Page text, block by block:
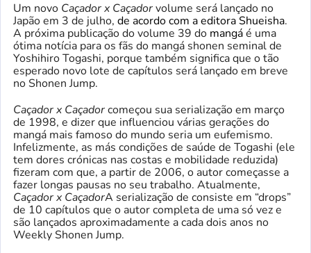
Um novo Caçador x Caçadorvolume será lançado no
Japão em 3 de julho, de acordo com a editora Shueisha.
A próxima publicação do volume 39 do mangáé uma
ótima notícia para os fãs do mangá shonen seminal de
Yoshihiro Togashi, porque também significa que o tão
esperado novo lote de capítulos será lançado em breve
no Shonen Jump.
Caçador x Caçadorcomeçou sua serialização em março
de 1998, e dizer que influenciou várias gerações do
mangá mais famoso do mundo seria um eufemismo.
Infelizmente, as más condições de saúde de Togashi (ele
tem dores crónicas nas costas e mobilidade reduzida)
fizeram com que, a partir de 2006, o autor começasse a
fazer longas pausas no seu trabalho. Atualmente,
Caçador x CaçadorA serialização de consiste em “drops”
de 10 capítulos que o autor completa de uma só vez e
são lançados aproximadamente a cada dois anos no
Weekly Shonen Jump.